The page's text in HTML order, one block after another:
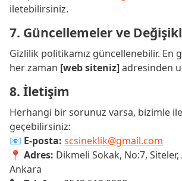
iletebilirsiniz.
7. Güncellemeler ve
Gizlilik politikamız güncellenebilir. En
her zaman [web siteniz]adresinden
8. İletişim
Herhangi bir sorunuz varsa, bizimle
geçebilirsiniz:
📧 E-posta: scsineklik@gmail.com
📍 Adres: Dikmeli Sokak, No:7, Siteler,
Ankara